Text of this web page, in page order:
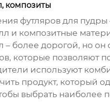
композиты
футляров для пудры
и композитные
более дорогой, но
которые позволяют
используют
продукт,
выбрать наиболее